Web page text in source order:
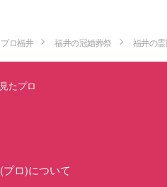
ロ福井 福井の冠婚葬祭 福井の
たプロ
ロ)について